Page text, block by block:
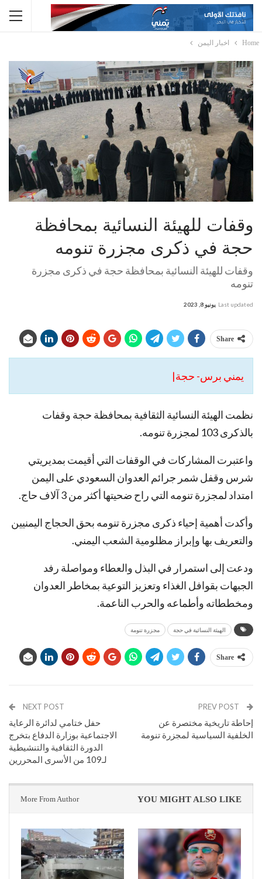
Home اخبار اليمن
وقفات للهيئة النسائية بمحافظة
حجة في ذكرى مجزرة تنومه
وقفات للهيئة النسائية بمحافظة حجة في ذكرى مجزرة
تنومه
Last updated يونيو 8, 2023
Share
يمني برس- حجة|
نظمت الهيئة النسائية الثقافية بمحافظة حجة وقفات
بالذكرى 103 لمجزرة تنومه.
واعتبرت المشاركات في الوقفات التي أقيمت بمديريتي
شرس وقفل شمر جرائم العدوان السعودي على اليمن
امتداد لمجزرة تنومه التي راح ضحيتها أكثر من 3 آلاف حاج.
وأكدت أهمية إحياء ذكرى مجزرة تنومه بحق الحجاج اليمنيين
والتعريف بها وإبراز مظلومية الشعب اليمني.
ودعت إلى استمرار في البذل والعطاء ومواصلة رفد
الجبهات بقوافل الغذاء وتعزيز التوعية بمخاطر العدوان
ومخططاته وأطماعه والحرب الناعمة.
الهيئة النسائية في حجة مجزرة تنومة
Share
إحاطة تاريخية مختصرة عن
الخلفية السياسية لمجزرة تنومة
NEXT POST
حفل ختامي لدائرة الرعاية
الاجتماعية بوزارة الدفاع بتخرج
الدورة الثقافية والتنشيطية
لـ109 من الأسرى المحررين
YOU MIGHT ALSO LIKE
More From Author